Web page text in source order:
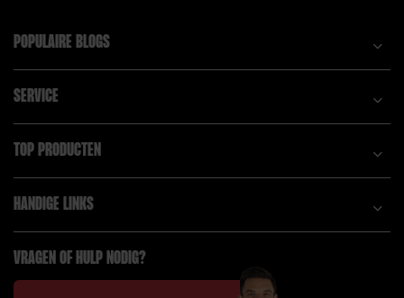
POPULAIRE BLOGS
SERVICE
TOP PRODUCTEN
HANDIGE LINKS
VRAGEN OF HULP NODIG?